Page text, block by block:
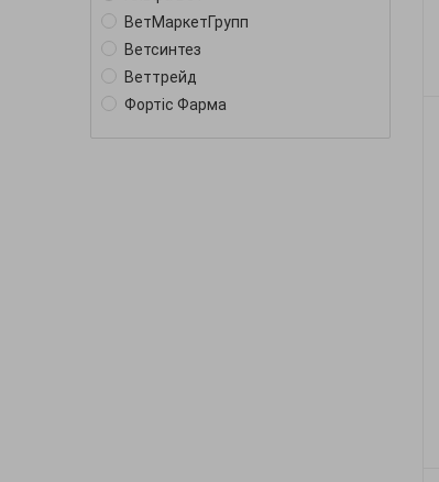
хлорид
барвник
бензалкония хлорид
бензалконіюхлорид
бензалконію хлорид
ВетМаркетГрупп
Ветсинтез
Веттрейд
Фортіс Фарма